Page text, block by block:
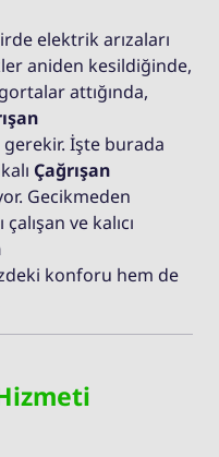
elektrik arızaları
aniden kesildiğinde,
attığında,
gerekir. İşte burada
Çağrışan
Gecikmeden
ve kalıcı
konforu hem de